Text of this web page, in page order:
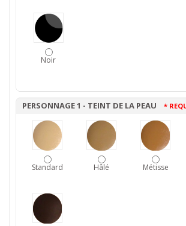
Noir
PERSONNAGE 1 - TEINT DE LA PEAU *
Standard Hâlé Métisse